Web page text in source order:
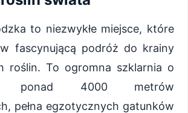
to niezwykłe miejsce, które
fascynującą podróż do krainy
roślin. To ogromna szklarnia o
ponad 4000 metrów
pełna egzotycznych gatunków